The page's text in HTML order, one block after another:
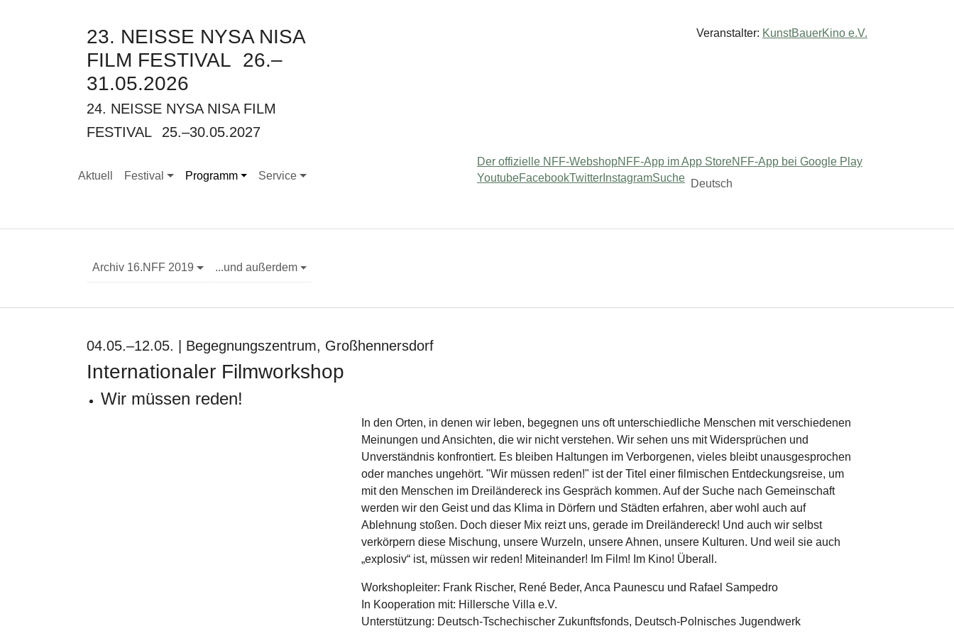
23. NEISSE NYSA NISA
FILM FESTIVAL 26.–
31.05.2026
24. NEISSE NYSA NISA FILM
FESTIVAL
25.–30.05.2027
Veranstalter: KunstBauerKino e.V.
Aktuell Festival
Submenu for "Festival"
Programm
Submenu for "Programm"
Service
Submenu for "Service"
Der offizielle NFF-WebshopNFF-App im App StoreNFF-App bei Google Play
YoutubeFacebookTwitter InstagramSuche Deutsch
Archiv 16.NFF 2019 ...und außerdem
04.05.–12.05. | Begegnungszentrum, Großhennersdorf
Internationaler Filmworkshop
Wir müssen reden!
In den Orten, in denen wir leben, begegnen uns oft unterschiedliche Menschen mit verschiedenen
Meinungen und Ansichten, die wir nicht verstehen. Wir sehen uns mit Widersprüchen und
Unverständnis konfrontiert. Es bleiben Haltungen im Verborgenen, vieles bleibt unausgesprochen
oder manches ungehört. "Wir müssen reden!" ist der Titel einer filmischen Entdeckungsreise, um
mit den Menschen im Dreiländereck ins Gespräch kommen. Auf der Suche nach Gemeinschaft
werden wir den Geist und das Klima in Dörfern und Städten erfahren, aber wohl auch auf
Ablehnung stoßen. Doch dieser Mix reizt uns, gerade im Dreiländereck! Und auch wir selbst
verkörpern diese Mischung, unsere Wurzeln, unsere Ahnen, unsere Kulturen. Und weil sie auch
„explosiv“ ist, müssen wir reden! Miteinander! Im Film! Im Kino! Überall.
Workshopleiter: Frank Rischer, René Beder, Anca Paunescu und Rafael Sampedro
In Kooperation mit: Hillersche Villa e.V.
Unterstützung: Deutsch-Tschechischer Zukunftsfonds, Deutsch-Polnisches Jugendwerk